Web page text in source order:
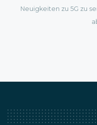
Neuigkeiten zu 5G zu